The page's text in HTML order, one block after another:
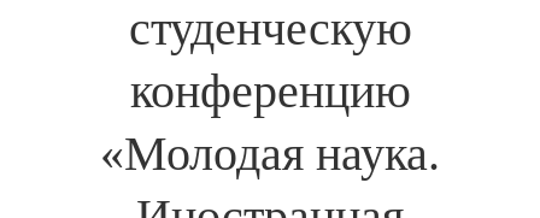
студенческую
конференцию
«Молодая наука.